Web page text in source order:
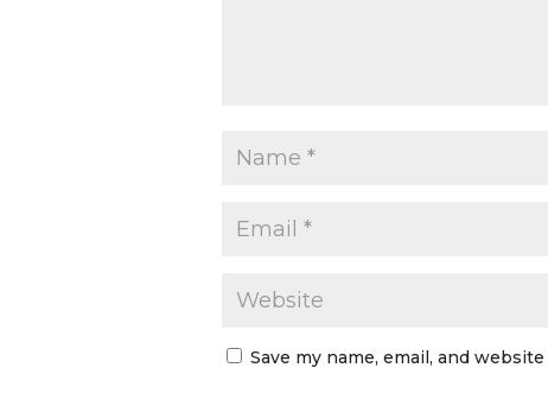
Save my name, email, and